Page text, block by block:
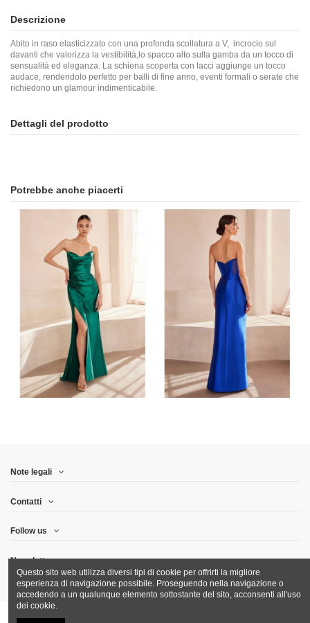
Descrizione
Abito in raso elasticizzato con una profonda scollatura a V, incrocio sul
davanti che valorizza la vestibilità,lo spacco alto sulla gamba da un tocco di
sensualità ed eleganza. La schiena scoperta con lacci aggiunge un tocco
audace, rendendolo perfetto per balli di fine anno, eventi formali o serate che
richiedono un glamour indimenticabile.
Dettagli del prodotto
Potrebbe anche piacerti
Note legali
Contatti
Follow us
Newsletter
Questo sito web utilizza diversi tipi di cookie per offrirti la migliore
esperienza di navigazione possibile. Proseguendo nella navigazione o
accedendo a un qualunque elemento sottostante del sito, acconsenti all'uso
dei cookie.